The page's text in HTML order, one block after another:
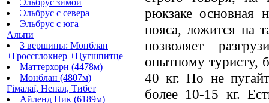
Эльбрус зимой
Эльбрус с севера
Эльбрус с юга
Альпи
3 вершины: Монблан
+Гроссглокнер +Цугшпитце
Маттерхорн (4478м)
Монблан (4807м)
Гімалаї, Непал, Тибет
Айленд Пик (6189м)
рюкзаке основная
пояса, ложится на
позволяет
опытному туристу,
40 кг. Но не
более 10-15 кг.